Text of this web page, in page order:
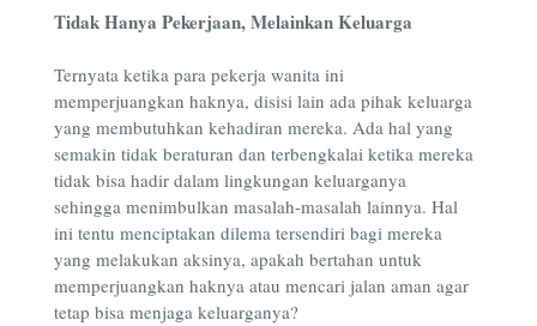
Tidak Hanya Pekerjaan, Melainkan Keluarga
Ternyata ketika para pekerja wanita ini
memperjuangkan haknya, disisi lain ada pihak keluarga
yang membutuhkan kehadiran mereka. Ada hal yang
semakin tidak beraturan dan terbengkalai ketika mereka
tidak bisa hadir dalam lingkungan keluarganya
sehingga menimbulkan masalah-masalah lainnya. Hal
ini tentu menciptakan dilema tersendiri bagi mereka
yang melakukan aksinya, apakah bertahan untuk
memperjuangkan haknya atau mencari jalan aman agar
tetap bisa menjaga keluarganya?